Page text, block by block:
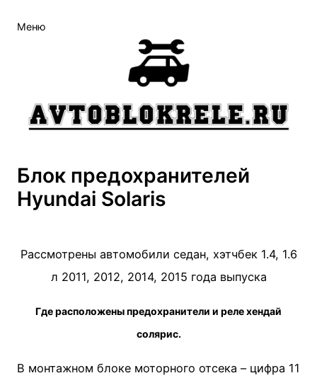
Меню
Блок предохранителей
Hyundai Solaris
Рассмотрены автомобили седан, хэтчбек 1.4, 1.6
л 2011, 2012, 2014, 2015 года выпуска
Где расположены предохранители и реле хендай
солярис.
В монтажном блоке моторного отсека – цифра 11